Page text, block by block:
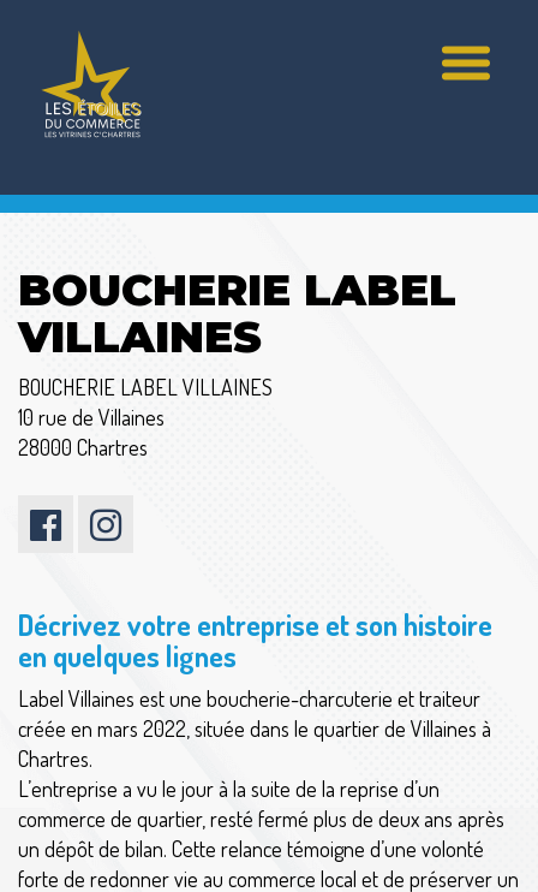
BOUCHERIE LABEL
VILLAINES
BOUCHERIE LABEL VILLAINES
10 rue de Villaines
28000 Chartres
Décrivez votre entreprise et son histoire
en quelques lignes
Label Villaines est une boucherie-charcuterie et traiteur
créée en mars 2022, située dans le quartier de Villaines à
Chartres.
L’entreprise a vu le jour à la suite de la reprise d’un
commerce de quartier, resté fermé plus de deux ans après
un dépôt de bilan. Cette relance témoigne d’une volonté
forte de redonner vie au commerce local et de préserver un